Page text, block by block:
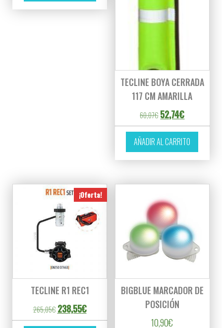
TECLINE BOYA CERRADA
117 CM AMARILLA
60,07€ El precio original
52,74€El precio
AÑADIR AL CARRITO
¡Oferta!
TECLINE R1 REC1
265,05€ El precio original era: 265,05€.
238,55€El precio actual es: 238,55€.
BIGBLUE MARCADOR DE
POSICIÓN
10,90€